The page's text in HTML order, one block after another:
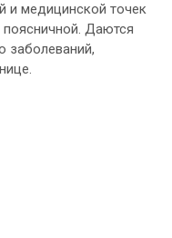
и медицинской точек
Даются
заболеваний,